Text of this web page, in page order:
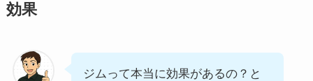
効果
ジムって本当に効果があるの？と